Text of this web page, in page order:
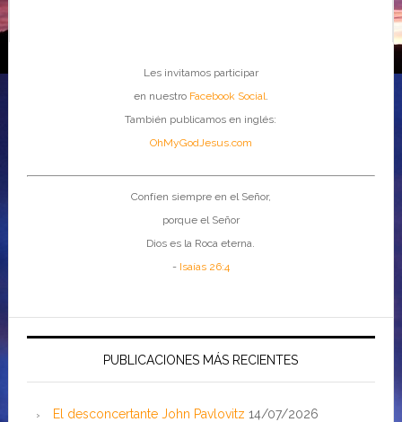
Les invitamos participar
en nuestro Facebook Social.
También publicamos en inglés:
OhMyGodJesus.com
Confíen siempre en el Señor,
porque el Señor
Dios es la Roca eterna.
- Isaías 26:4
PUBLICACIONES MÁS RECIENTES
El desconcertante John Pavlovitz 14/07/2026